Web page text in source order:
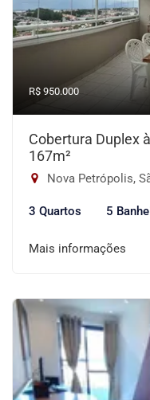
R$ 950.000
Cobertura Duplex
167m²
Nova Petrópolis,
3 Quartos 5
Mais informações